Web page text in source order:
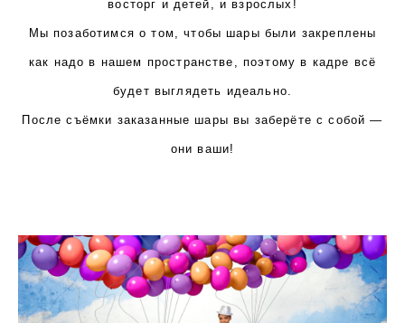
восторг и детей, и взрослых!
Мы позаботимся о том, чтобы шары были закреплены
как надо в нашем пространстве, поэтому в кадре всё
будет выглядеть идеально.
После съёмки заказанные шары вы заберёте с собой —
они ваши!